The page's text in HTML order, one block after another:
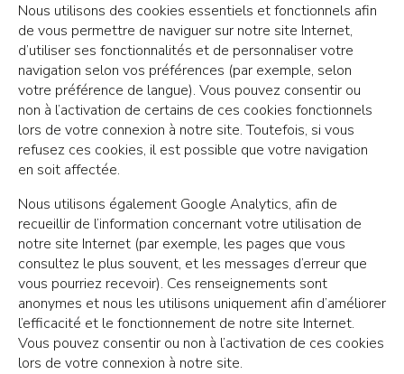
Nous utilisons des cookies essentiels et fonctionnels afin
de vous permettre de naviguer sur notre site Internet,
d’utiliser ses fonctionnalités et de personnaliser votre
navigation selon vos préférences (par exemple, selon
votre préférence de langue). Vous pouvez consentir ou
non à l’activation de certains de ces cookies fonctionnels
lors de votre connexion à notre site. Toutefois, si vous
refusez ces cookies, il est possible que votre navigation
en soit affectée.
Nous utilisons également Google Analytics, afin de
recueillir de l’information concernant votre utilisation de
notre site Internet (par exemple, les pages que vous
consultez le plus souvent, et les messages d’erreur que
vous pourriez recevoir). Ces renseignements sont
anonymes et nous les utilisons uniquement afin d’améliorer
l’efficacité et le fonctionnement de notre site Internet.
Vous pouvez consentir ou non à l’activation de ces cookies
lors de votre connexion à notre site.